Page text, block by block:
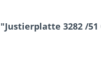
3282 /